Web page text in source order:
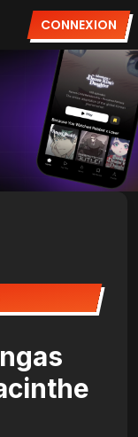
CONNEXION